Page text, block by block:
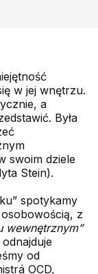
w jej wnętrzu.
a
Była
swoim dziele
Stein).
spotykamy
z
wewnętrznym”
od
OCD,